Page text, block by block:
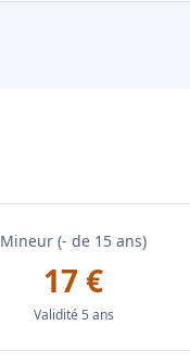
Mineur (- de 15 ans)
17 €
Validité 5 ans